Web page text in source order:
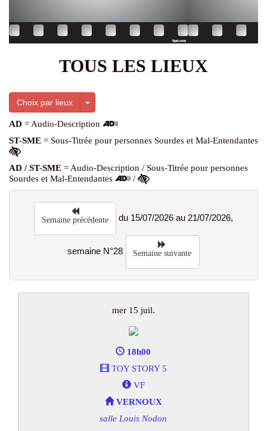
TOUS LES LIEUX
Choix par lieux Toggle Dropdown
AD = Audio-Description
ST-SME = Sous-Titrée pour personnes Sourdes et Mal-Entendantes
AD / ST-SME = Audio-Description / Sous-Titrée pour personnes
Sourdes et Mal-Entendantes
/
Semaine précédente du 15/07/2026 au 21/07/2026,
semaine N°28 Semaine suivante
mer 15 juil.
18h00
TOY STORY 5
VF
VERNOUX
salle Louis Nodon